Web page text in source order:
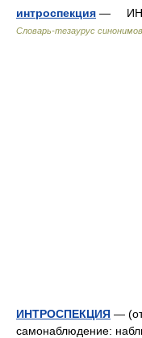
интроспекция —
Словарь-тезаурус
ИНТРОСПЕКЦИЯ — (от
самонаблюдение: